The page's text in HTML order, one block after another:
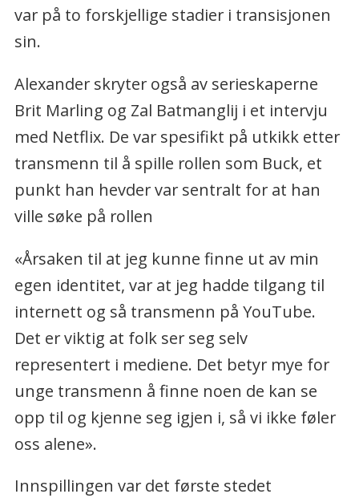
var på to forskjellige stadier i transisjonen
sin.
Alexander skryter også av serieskaperne
Brit Marling og Zal Batmanglij i et intervju
med Netflix. De var spesifikt på utkikk etter
transmenn til å spille rollen som Buck, et
punkt han hevder var sentralt for at han
ville søke på rollen
«Årsaken til at jeg kunne finne ut av min
egen identitet, var at jeg hadde tilgang til
internett og så transmenn på YouTube.
Det er viktig at folk ser seg selv
representert i mediene. Det betyr mye for
unge transmenn å finne noen de kan se
opp til og kjenne seg igjen i, så vi ikke føler
oss alene».
Innspillingen var det første stedet